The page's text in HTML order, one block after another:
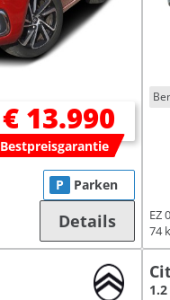
€ 13.990
Bestpreisgarantie
P Parken
Details EZ
74